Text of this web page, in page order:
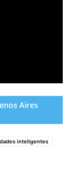
Aires
inteligentes